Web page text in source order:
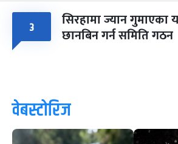
३ सिरहामा ज्यान गुमाएका
छानबिन गर्न समिति गठन
वेबस्टोरिज